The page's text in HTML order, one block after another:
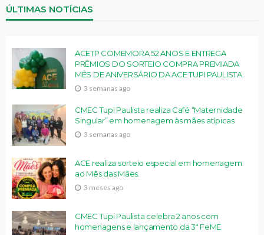
ÚLTIMAS NOTÍCIAS
ACETP COMEMORA 52 ANOS E ENTREGA
PRÊMIOS DO SORTEIO COMPRA PREMIADA
MÊS DE ANIVERSÁRIO DA ACE TUPI PAULISTA.
3 semanas ago
CMEC Tupi Paulista realiza Café “Maternidade
Singular” em homenagem às mães atípicas
3 semanas ago
ACE realiza sorteio especial em homenagem
ao Mês das Mães.
3 meses ago
CMEC Tupi Paulista celebra 2 anos com
homenagens e lançamento da 3ª FeME